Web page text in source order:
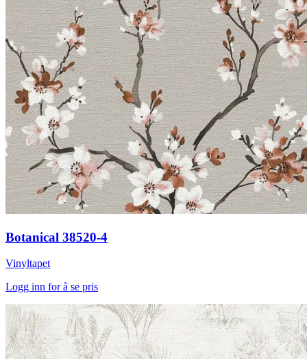
Botanical 38520-4
Vinyltapet
Logg inn for å se pris